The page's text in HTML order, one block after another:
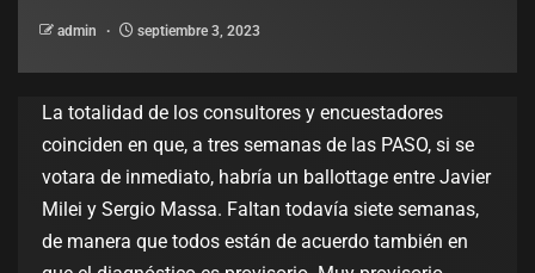
admin septiembre 3, 2023
La totalidad de los consultores y encuestadores
coinciden en que, a tres semanas de las PASO, si se
votara de inmediato, habría un ballottage entre Javier
Milei y Sergio Massa. Faltan todavía siete semanas,
de manera que todos están de acuerdo también en